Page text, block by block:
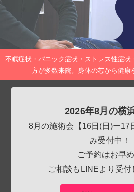
不眠症状・パニック症状・ストレス性症
方が多数来院。身体の芯から健康
2026年8月の横
8月の施術会【16日(日)ー17
み受付中！
ご予約はお早め
ご相談もLINEより受付